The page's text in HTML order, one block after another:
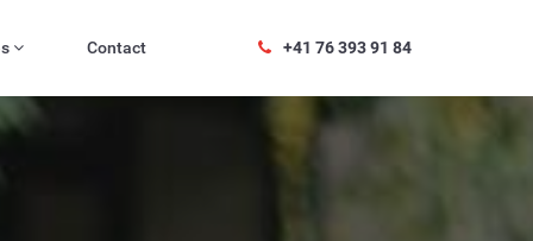
Contact +41 76 393 91 84